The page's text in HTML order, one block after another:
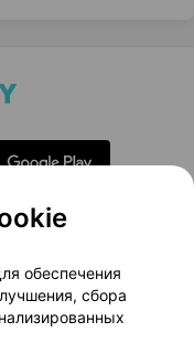
маркетинг
Доставка
обеспечения
сбора